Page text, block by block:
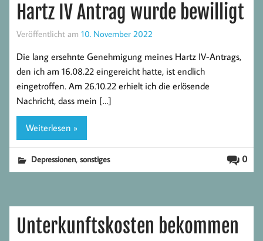
Hartz IV Antrag wurde bewilligt
Veröffentlicht am 10. November 2022
Die lang ersehnte Genehmigung meines Hartz IV-Antrags,
den ich am 16.08.22 eingereicht hatte, ist endlich
eingetroffen. Am 26.10.22 erhielt ich die erlösende
Nachricht, dass mein […]
Weiterlesen »
0
Depressionen,sonstiges
Unterkunftskosten bekommen